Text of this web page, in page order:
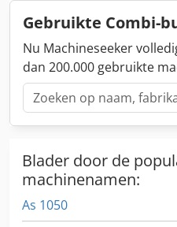
Gebruikte Combi-
Nu Machineseeker
dan 200.000 gebruikte
Blader door de
machinenamen:
As 1050